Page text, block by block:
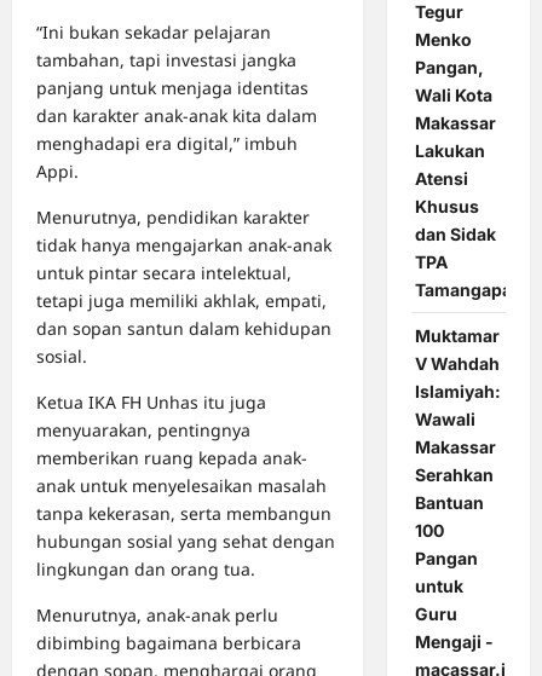
“Ini bukan sekadar pelajaran
tambahan, tapi investasi jangka
panjang untuk menjaga identitas
dan karakter anak-anak kita dalam
menghadapi era digital,” imbuh
Appi.
Menurutnya, pendidikan karakter
tidak hanya mengajarkan anak-anak
untuk pintar secara intelektual,
tetapi juga memiliki akhlak, empati,
dan sopan santun dalam kehidupan
sosial.
Ketua IKA FH Unhas itu juga
menyuarakan, pentingnya
memberikan ruang kepada anak-
anak untuk menyelesaikan masalah
tanpa kekerasan, serta membangun
hubungan sosial yang sehat dengan
lingkungan dan orang tua.
Menurutnya, anak-anak perlu
dibimbing bagaimana berbicara
dengan sopan, menghargai orang
Tegur
Menko
Pangan,
Wali Kota
Makassar
Lakukan
Atensi
Khusus
dan Sidak
TPA
Tamangapa
Muktamar
V Wahdah
Islamiyah:
Wawali
Makassar
Serahkan
Bantuan
100
Pangan
untuk
Guru
Mengaji -
macassar.id